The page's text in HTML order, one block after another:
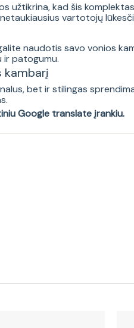
užtikrina, kad šis
vartotojų
naudotis savo vonios
ir patogumu.
kambarį
bet ir stilingas
Google translate įrankiu.